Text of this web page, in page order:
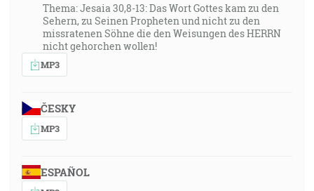
Thema: Jesaia 30,8-13: Das Wort Gottes kam zu den
Sehern, zu Seinen Propheten und nicht zu den
missratenen Söhne die den Weisungen des HERRN
nicht gehorchen wollen!
MP3
ČESKY
MP3
ESPAÑOL